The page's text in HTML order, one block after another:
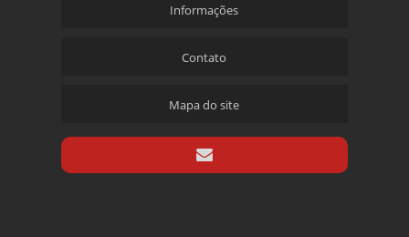
Informações
Contato
Mapa do site